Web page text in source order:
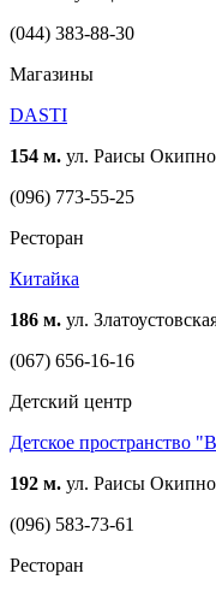
(044) 383-88-30
Магазины
DASTI
154 м. ул. Раисы
(096) 773-55-25
Ресторан
Китайка
186 м. ул.
(067) 656-16-16
Детский центр
Детское пространство
192 м. ул. Раисы
(096) 583-73-61
Ресторан